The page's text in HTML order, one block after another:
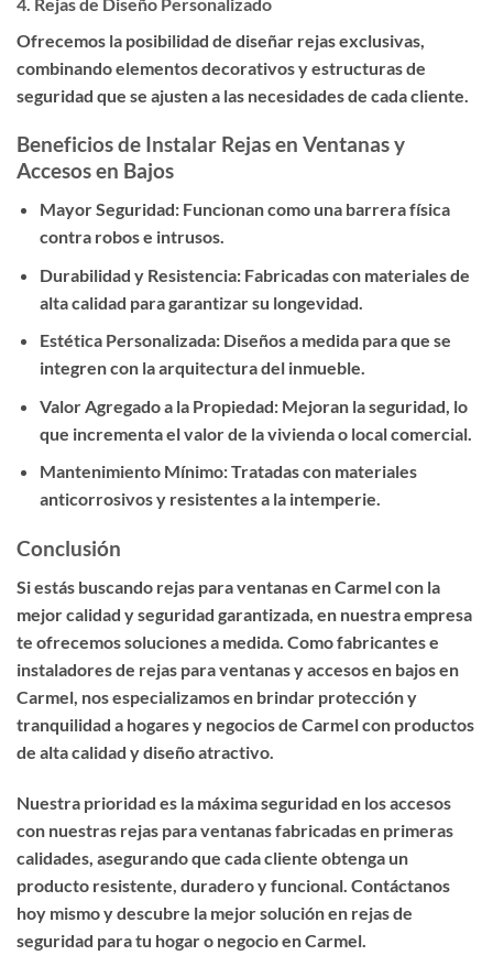
Ofrecemos la posibilidad de diseñar rejas exclusivas,
combinando elementos decorativos y estructuras de
seguridad que se ajusten a las necesidades de cada cliente.
Beneficios de Instalar Rejas en Ventanas y
Accesos en Bajos
Mayor Seguridad:Funcionan como una barrera física
contra robos e intrusos.
Durabilidad y Resistencia:Fabricadas con materiales de
alta calidad para garantizar su longevidad.
Estética Personalizada:Diseños a medida para que se
integren con la arquitectura del inmueble.
Valor Agregado a la Propiedad:Mejoran la seguridad, lo
que incrementa el valor de la vivienda o local comercial.
Mantenimiento Mínimo:Tratadas con materiales
anticorrosivos y resistentes a la intemperie.
Conclusión
Si estás buscando rejas para ventanas en Carmelcon la
mejor calidad y seguridad garantizada, en nuestra empresa
te ofrecemos soluciones a medida. Comofabricantes e
instaladores de rejas para ventanas y accesos en bajos en
Carmel , nos especializamos en brindar protección y
tranquilidad a hogares y negocios de Carmel con productos
de alta calidad y diseño atractivo.
Nuestra prioridad es la máxima seguridad en los accesos
con nuestras rejas para ventanas fabricadas en primeras
calidades , asegurando que cada cliente obtenga un
producto resistente, duradero y funcional. Contáctanos
hoy mismo y descubre la mejor solución en rejas de
seguridad para tu hogar o negocio en Carmel.